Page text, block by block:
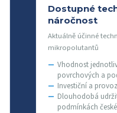
Dostupné
náročnost
Aktuálně účinné
mikropolutantů
Vhodnost
povrchových a
Investiční a
Dlouhodobá
podmínkách